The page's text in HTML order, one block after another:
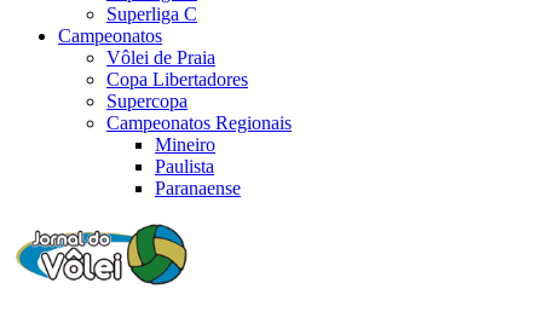
Superliga C
Campeonatos
Vôlei de Praia
Copa Libertadores
Supercopa
Campeonatos Regionais
Mineiro
Paulista
Paranaense